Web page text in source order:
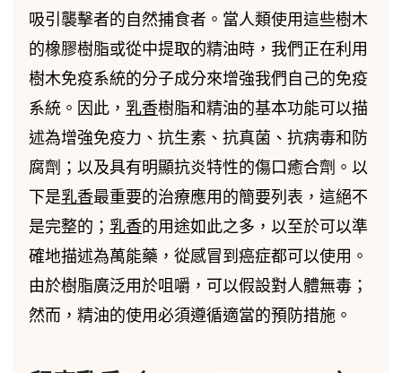
吸引襲擊者的自然捕食者。當人類使用這些樹木
的橡膠樹脂或從中提取的精油時，我們正在利用
樹木免疫系統的分子成分來增強我們自己的免疫
系統。因此， 乳香樹脂和精油的基本功能可以描
述為增強免疫力、抗生素、抗真菌、抗病毒和防
腐劑；以及具有明顯抗炎特性的傷口癒合劑。以
下是乳香最重要的治療應用的簡要列表，這絕不
是完整的； 乳香的用途如此之多，以至於可以準
確地描述為萬能藥，從感冒到癌症都可以使用。
由於樹脂廣泛用於咀嚼，可以假設對人體無毒；
然而，精油的使用必須遵循適當的預防措施。